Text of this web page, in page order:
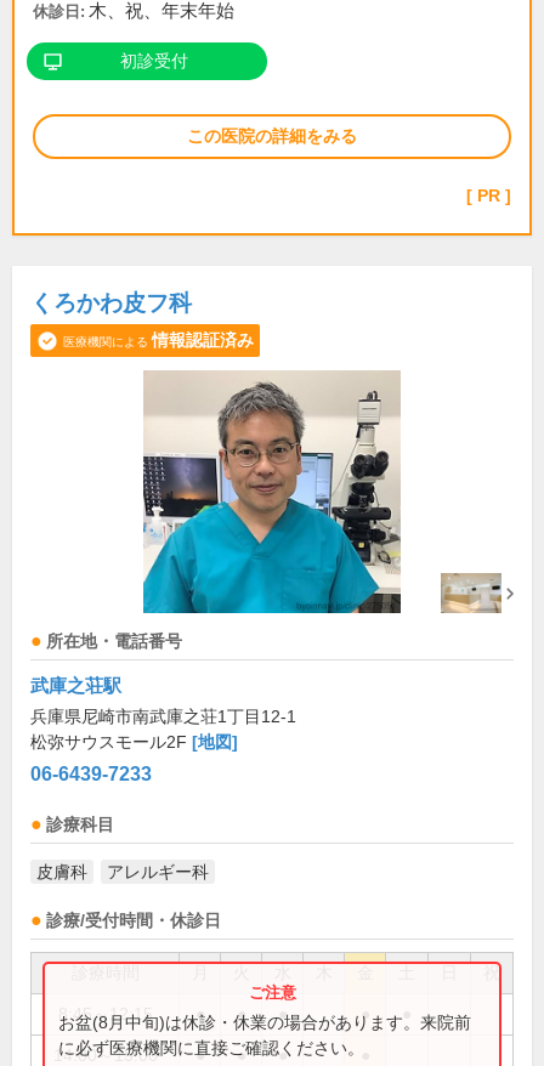
休診日: 木、祝、年末年始
初診受付
この医院の詳細をみる
PR
くろかわ皮フ科
医療機関による 情報認証済み
所在地・電話番号
武庫之荘駅
兵庫県尼崎市南武庫之荘1丁目12-1
松弥サウスモール2F [地図]
06-6439-7233
診療科目
皮膚科 アレルギー科
診療/受付時間・休診日
祝
8:45～12:15 ● ● ● ●
14:00～15:00 ● ● ●
お盆(8月中旬)は休診・休業の場合があります。来院前
に必ず医療機関に直接ご確認ください。